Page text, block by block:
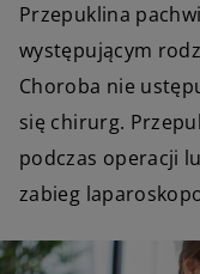
Przepuklina
występującym
Choroba nie
się chirurg.
podczas operacji
zabieg